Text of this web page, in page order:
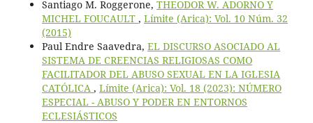
Santiago M. Roggerone, THEODOR W. ADORNO Y
MICHEL FOUCAULT , Límite (Arica): Vol. 10 Núm. 32
(2015)
Paul Endre Saavedra, EL DISCURSO ASOCIADO AL
SISTEMA DE CREENCIAS RELIGIOSAS COMO
FACILITADOR DEL ABUSO SEXUAL EN LA IGLESIA
CATÓLICA , Límite (Arica): Vol. 18 (2023): NÚMERO
ESPECIAL - ABUSO Y PODER EN ENTORNOS
ECLESIÁSTICOS